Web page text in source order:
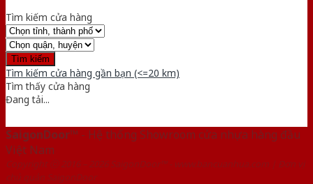
Tìm kiếm cửa hàng
Tìm kiếm cửa hàng gần bạn (<=20 km)
Tìm thấy cửa hàng
Đang tải...
SaigonDoor™ - Hệ thống Showroom cửa nhựa hàng đầu
Việt Nam
Copyright ⓒ 2016 – 2026 SaigonDoor™ - www.bancuanhua.com | Đơn vị
chủ quản SaigonDoor